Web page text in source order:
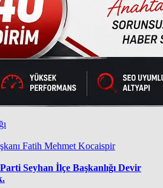
Fatih Mehmet Kocaispir
Seyhan İlçe Başkanlığı Devir